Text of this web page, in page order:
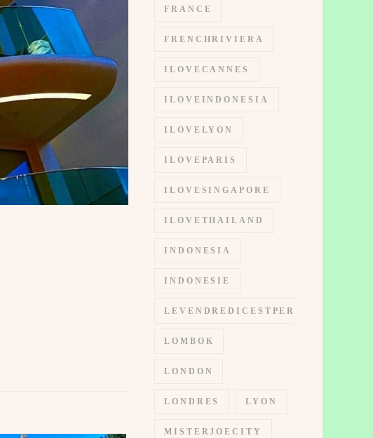
FRANCE
FRENCHRIVIERA
ILOVECANNES
ILOVEINDONESIA
ILOVELYON
ILOVEPARIS
ILOVESINGAPORE
ILOVETHAILAND
INDONESIA
INDONESIE
LEVENDREDICESTPERMIS
LOMBOK
LONDON
LONDRES LYON
MISTERJOECITY